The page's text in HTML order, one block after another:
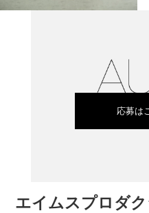
応募は
エイムスプロダク